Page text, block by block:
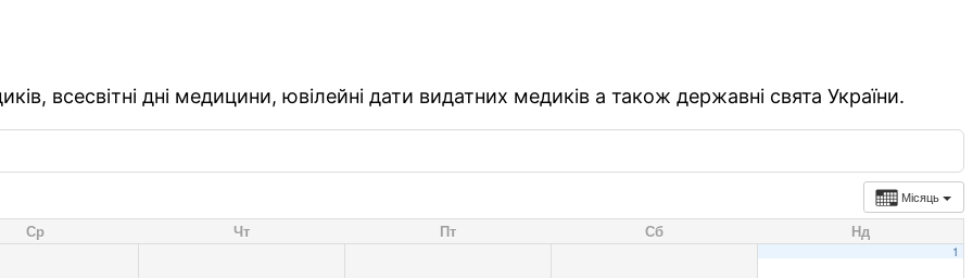
всесвітні дні медицини, ювілейні дати видатних медиків а також державні свята України.
Місяць
Ср Чт Пт Сб Нд
1